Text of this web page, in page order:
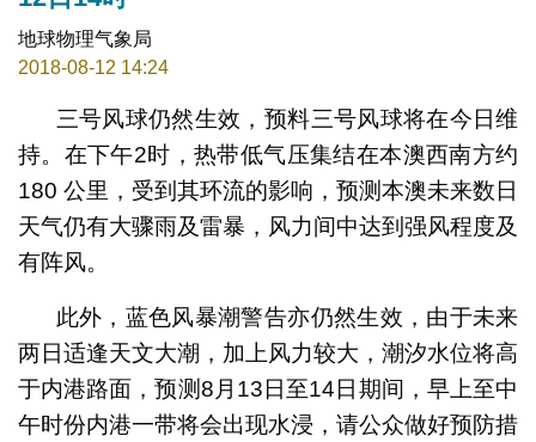
地球物理气象局
2018-08-12 14:24
三号风球仍然生效，预料三号风球将在今日维
持。在下午2时，热带低气压集结在本澳西南方约
180 公里，受到其环流的影响，预测本澳未来数日
天气仍有大骤雨及雷暴，风力间中达到强风程度及
有阵风。
此外，蓝色风暴潮警告亦仍然生效，由于未来
两日适逢天文大潮，加上风力较大，潮汐水位将高
于内港路面，预测8月13日至14日期间，早上至中
午时份内港一带将会出现水浸，请公众做好预防措